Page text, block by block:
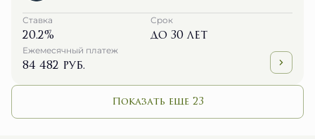
Ставка
20.2%
Срок
до 30 лет
Ежемесячный платеж
84 482 руб.
Показать еще 23